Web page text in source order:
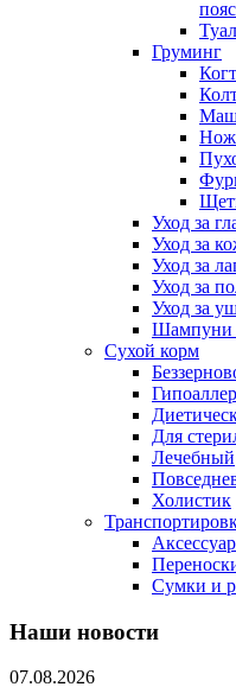
Груминг
Уход за
Уход за
Уход за
Уход за
Уход за
Шампуни
Сухой корм
Для
Лечебный
Холистик
Сумки и
Наши новости
07.08.2026